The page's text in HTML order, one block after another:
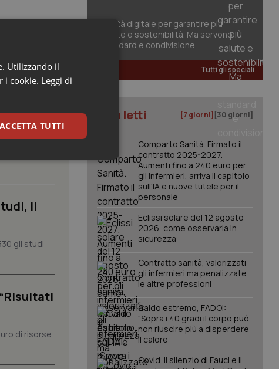
al
il
gli studi
di risorse
Sanità digitale per garantire più
salute e sostenibilità. Ma servono
standard e condivisione
Tutti gli speciali
I più letti [7 giorni] [30 giorni]
Comparto Sanità. Firmato il
contratto 2025-2027.
Aumenti fino a 240 euro per
gli infermieri, arriva il capitolo
sull'IA e nuove tutele per il
personale
Eclissi solare del 12 agosto
2026, come osservarla in
sicurezza
Contratto sanità, valorizzati
gli infermieri ma penalizzate
le altre professioni
Caldo estremo, FADOI:
“Sopra i 40 gradi il corpo può
non riuscire più a disperdere
il calore”
Covid. Il silenzio di Fauci e il
Utilizzando il
i cookie. Leggi di
ACCETTA TUTTI
cookie.
politiche e
che le loro
sessioni future.